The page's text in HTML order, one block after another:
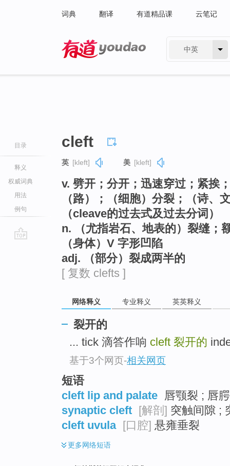
词典 翻译 有道精品课 云笔记
中英
目录
释义
权威词典
用法
例句
cleft
英 [kleft] 美 [kleft]
v. 劈开；分开；迅速穿过；紧挨
（路）；（细胞）分裂；（诗、
（cleave的过去式及过去分词）
n. （尤指岩石、地表的）裂缝；
（身体）V 字形凹陷
adj. （部分）裂成两半的
[ 复数 clefts ]
网络释义 专业释义 英英释义
裂开的
... tick 滴答作响 cleft 裂开的
基于3个网页-相关网页
短语
cleft lip and palate 唇颚裂 ; 唇
synaptic cleft [解剖] 突触间隙 ;
cleft uvula [口腔] 悬雍垂裂
更多网络短语